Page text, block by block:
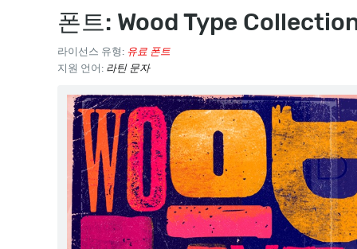
폰트: Wood Type
라이선스 유형: 유료 폰트
지원 언어: 라틴 문자